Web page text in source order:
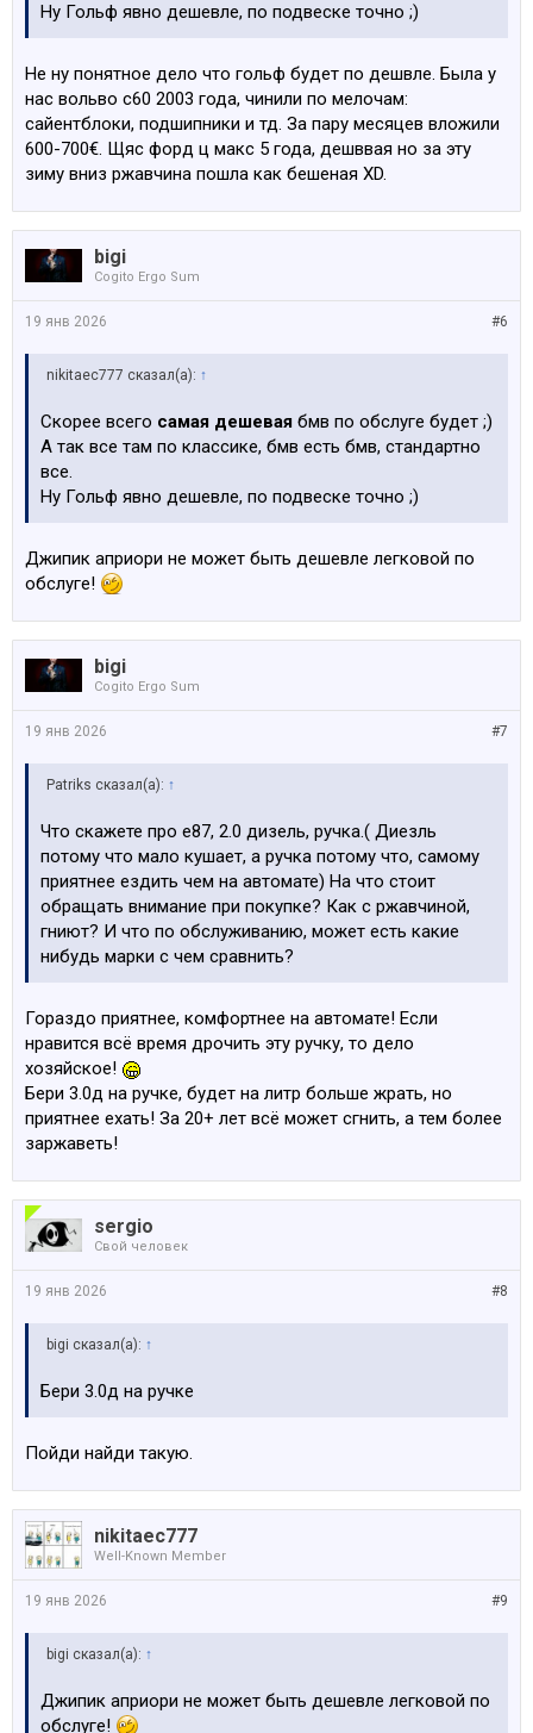
Ну Гольф явно дешевле, по подвеске точно ;)
Не ну понятное дело что гольф будет по дешвле. Была у
нас вольво с60 2003 года, чинили по мелочам:
сайентблоки, подшипники и тд. За пару месяцев вложили
600-700€. Щяс форд ц макс 5 года, дешввая но за эту
зиму вниз ржавчина пошла как бешеная XD.
bigi
Cogito Ergo Sum
#6
19 янв 2026
nikitaec777 сказал(а): ↑
Скорее всего самая дешевая бмв по обслуге будет ;)
А так все там по классике, бмв есть бмв, стандартно
все.
Ну Гольф явно дешевле, по подвеске точно ;)
Джипик априори не может быть дешевле легковой по
обслуге!
bigi
Cogito Ergo Sum
#7
19 янв 2026
Patriks сказал(а): ↑
Что скажете про е87, 2.0 дизель, ручка.( Диезль
потому что мало кушает, а ручка потому что, самому
приятнее ездить чем на автомате) На что стоит
обращать внимание при покупке? Как с ржавчиной,
гниют? И что по обслуживанию, может есть какие
нибудь марки с чем сравнить?
Гораздо приятнее, комфортнее на автомате! Если
нравится всё время дрочить эту ручку, то дело
хозяйское!
Бери 3.0д на ручке, будет на литр больше жрать, но
приятнее ехать! За 20+ лет всё может сгнить, а тем более
заржаветь!
sergio
Свой человек
#8
19 янв 2026
bigi сказал(а): ↑
Бери 3.0д на ручке
Пойди найди такую.
nikitaec777
Well-Known Member
#9
19 янв 2026
bigi сказал(а): ↑
Джипик априори не может быть дешевле легковой по
обслуге!